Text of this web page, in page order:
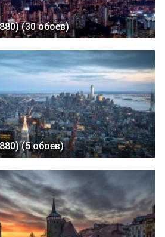
(30 обоев)
(5 обоев)